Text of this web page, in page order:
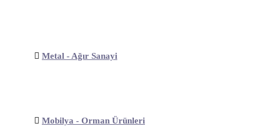
Metal - Ağır Sanayi
Mobilya - Orman Ürünleri